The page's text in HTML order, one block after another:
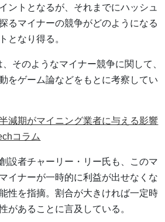
ントとなるが、それまでにハッシュ
るマイナーの競争がどのようになる
となり得る。
そのようなマイナー競争に関して、
をゲーム論などをもとに考察してい
減期がマイニング業者に与える影響
コラム
設者チャーリー・リー氏も、このマ
イナーが一時的に利益が出せなくな
性を指摘。割合が大きければ一定時
があることに言及している。